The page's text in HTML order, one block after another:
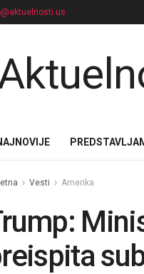
Vesti Amerika